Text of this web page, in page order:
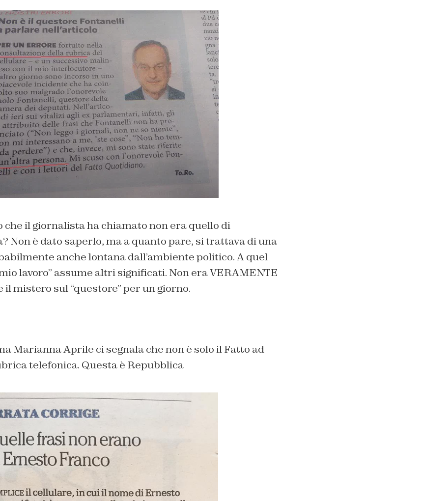
che il giornalista ha chiamato non era quello di
Non è dato saperlo, ma a quanto pare, si trattava di una
anche lontana dall’ambiente politico. A quel
lavoro” assume altri significati. Non era VERAMENTE
il mistero sul “questore” per un giorno.
Marianna Aprile ci segnala che non è solo il Fatto ad
telefonica. Questa è Repubblica